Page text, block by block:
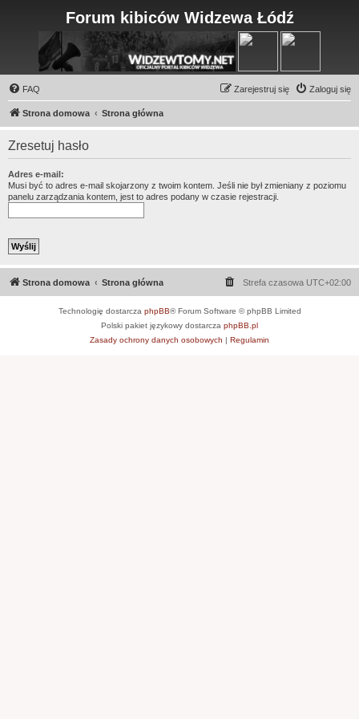
Forum kibiców Widzewa Łódź
FAQ Zaloguj się
Zarejestruj się
Strona domowa Strona główna
Zresetuj hasło
Adres e-mail:
Musi być to adres e-mail skojarzony z twoim kontem. Jeśli nie był zmieniany z poziomu
panelu zarządzania kontem, jest to adres podany w czasie rejestracji.
Strona domowa Strona główna Strefa czasowa UTC+02:00
Technologię dostarcza phpBB® Forum Software © phpBB Limited
Polski pakiet językowy dostarcza phpBB.pl
Zasady ochrony danych osobowych | Regulamin